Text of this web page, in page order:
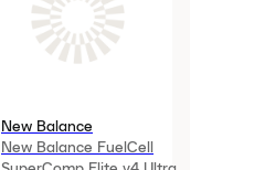
New Balance
New Balance FuelCell